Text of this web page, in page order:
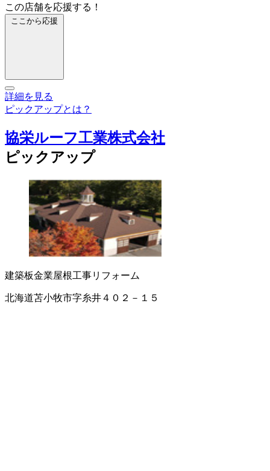
この店舗を応援する！
ここから応援
詳細を見る
ピックアップとは？
協栄ルーフ工業株式会社
ピックアップ
建築板金業屋根工事リフォーム
北海道苫小牧市字糸井４０２－１５